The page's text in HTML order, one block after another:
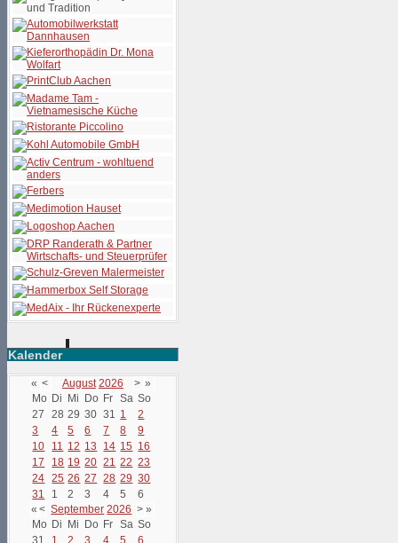
Kalender
« < August 2026 > »
Mo Di Mi Do Fr Sa So
27
28 29 30 31 1
2
3
4 5 6 7 8
9
10
11 12 13 14 15 16
17
18 19 20 21 22 23
24 25 26 27 28 29 30
31
1 2 3 4 5
6
« < September 2026 > »
Mo Di Mi Do Fr Sa So
31
1 2 3 4 5
6